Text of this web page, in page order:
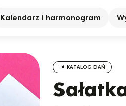
Kalendarz i harmonogram
KATALOG DAŃ